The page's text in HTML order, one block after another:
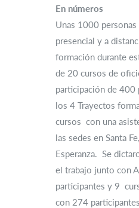
En números
Unas 1000
presencial y a
formación durante
de 20 cursos de
participación de 400
los 4 Trayectos
cursos con una
las sedes en Santa
Esperanza. Se
el trabajo junto con
participantes y 9
con 274